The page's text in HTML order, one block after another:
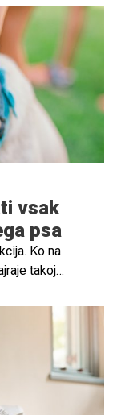
ki v zadnjem
ime z
vsak
psa
Ko na
takoj
pripravljen
kako se